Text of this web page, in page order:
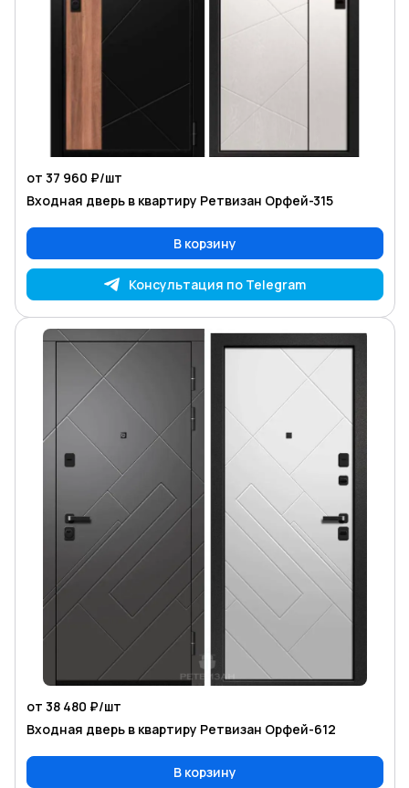
от 37 960 ₽/шт
Входная дверь в квартиру Ретвизан Орфей-315
В корзину
Консультация по Telegram
от 38 480 ₽/шт
Входная дверь в квартиру Ретвизан Орфей-612
В корзину